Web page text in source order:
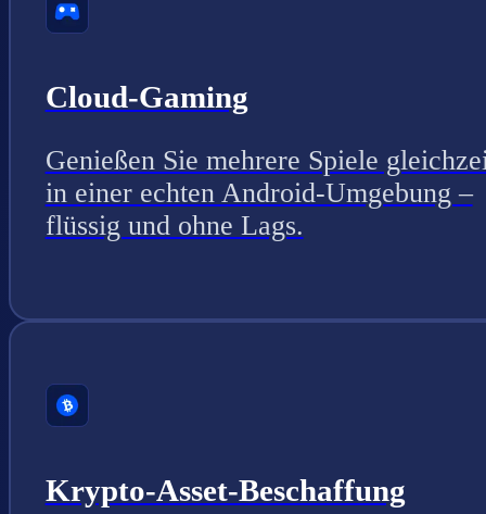
Cloud-Gaming
Genießen Sie mehrere Spiele
in einer echten Android-Umgebung –
flüssig und ohne Lags.
Krypto-Asset-Beschaffung